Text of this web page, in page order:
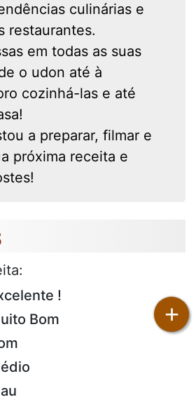
culinárias e
restaurantes.
em todas as suas
o udon até à
cozinhá-las e até
a preparar, filmar e
próxima receita e
!
Bom
+